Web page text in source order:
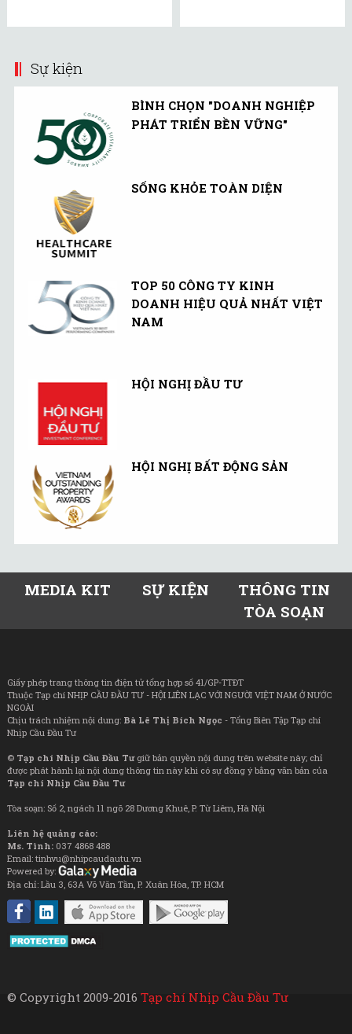
Sự kiện
BÌNH CHỌN "DOANH NGHIỆP
PHÁT TRIỂN BỀN VỮNG"
SỐNG KHỎE TOÀN DIỆN
TOP 50 CÔNG TY KINH
DOANH HIỆU QUẢ NHẤT VIỆT
NAM
HỘI NGHỊ ĐẦU TƯ
HỘI NGHỊ BẤT ĐỘNG SẢN
MEDIA KIT SỰ KIỆN
THÔNG TIN
TÒA SOẠN
Giấy phép trang thông tin điện tử tổng hợp số 41/GP-TTĐT
Thuộc Tạp chí NHỊP CẦU ĐẦU TƯ - HỘI LIÊN LẠC VỚI NGƯỜI VIỆT NAM Ở NƯỚC
NGOÀI
Chịu trách nhiệm nội dung: Bà Lê Thị Bích Ngọc - Tổng Biên Tập Tạp chí
Nhịp Cầu Đầu Tư
© Tạp chí Nhịp Cầu Đầu Tưgiữ bản quyền nội dung trên website này; chỉ
được phát hành lại nội dung thông tin này khi có sự đồng ý bằng văn bản của
Tạp chí Nhịp Cầu Đầu Tư
Tòa soạn: Số 2, ngách 11 ngõ 28 Dương Khuê, P. Từ Liêm, Hà Nội
Liên hệ quảng cáo:
Ms. Tình: 037 4868 488
Email: tinhvu@nhipcaudautu.vn
Powered by:
Địa chỉ: Lầu 3, 63A Võ Văn Tần, P. Xuân Hòa, TP. HCM
© Copyright 2009-2016 Tạp chí Nhịp Cầu Đầu Tư